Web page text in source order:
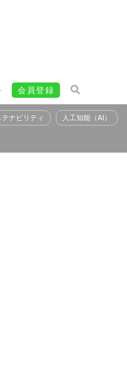
会員登録
テナビリティ 人工知能（AI）